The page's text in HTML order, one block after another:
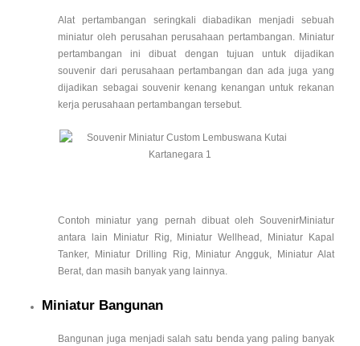
Alat pertambangan seringkali diabadikan menjadi sebuah
miniatur oleh perusahan perusahaan pertambangan. Miniatur
pertambangan ini dibuat dengan tujuan untuk dijadikan
souvenir dari perusahaan pertambangan dan ada juga yang
dijadikan sebagai souvenir kenang kenangan untuk rekanan
kerja perusahaan pertambangan tersebut.
Contoh miniatur yang pernah dibuat oleh SouvenirMiniatur
antara lain Miniatur Rig, Miniatur Wellhead, Miniatur Kapal
Tanker, Miniatur Drilling Rig, Miniatur Angguk, Miniatur Alat
Berat, dan masih banyak yang lainnya.
Miniatur Bangunan
Bangunan juga menjadi salah satu benda yang paling banyak